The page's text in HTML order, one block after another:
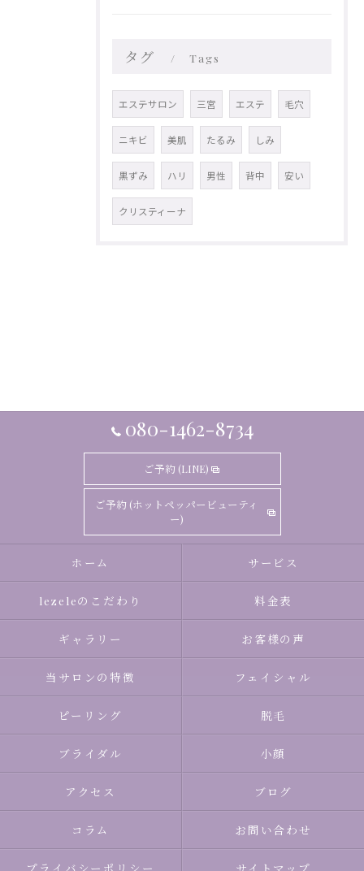
タグ Tags
エステサロン 三宮 エステ 毛穴
ニキビ 美肌 たるみ しみ
黒ずみ ハリ 男性 背中 安い
クリスティーナ
080-1462-8734
ご予約 (LINE)
ご予約 (ホットペッパービューティ
ー)
ホーム サービス
lezeleのこだわり 料金表
ギャラリー お客様の声
当サロンの特徴 フェイシャル
ピーリング 脱毛
ブライダル 小顔
アクセス ブログ
コラム お問い合わせ
プライバシーポリシー サイトマップ